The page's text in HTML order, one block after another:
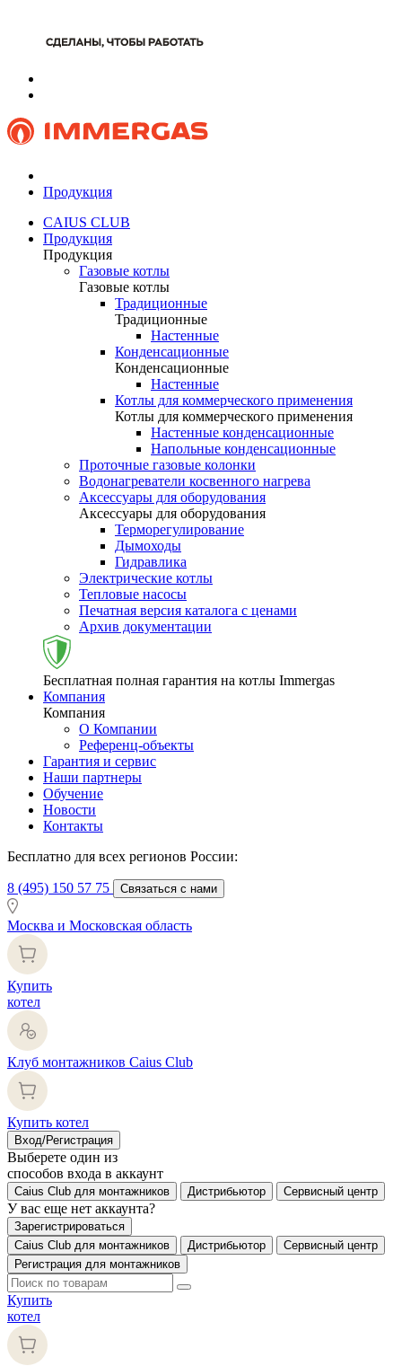
Продукция
CAIUS CLUB
Продукция
Продукция
Газовые котлы
Газовые котлы
Традиционные
Традиционные
Настенные
Конденсационные
Конденсационные
Настенные
Котлы для коммерческого применения
Котлы для коммерческого применения
Настенные конденсационные
Напольные конденсационные
Проточные газовые колонки
Водонагреватели косвенного нагрева
Аксессуары для оборудования
Аксессуары для оборудования
Терморегулирование
Дымоходы
Гидравлика
Электрические котлы
Тепловые насосы
Печатная версия каталога с ценами
Архив документации
Бесплатная полная гарантия на котлы Immergas
Компания
Компания
О Компании
Референц-объекты
Гарантия и сервис
Наши партнеры
Обучение
Новости
Контакты
Бесплатно для всех регионов России:
8 (495) 150 57 75 Связаться с нами
Москва и Московская область
Купить
котел
Клуб монтажников Caius Club
Купить котел
Вход/Регистрация
Выберете один из
способов входа в аккаунт
Caius Club для монтажников Дистрибьютор Сервисный центр
У вас еще нет аккаунта?
Зарегистрироваться
Caius Club для монтажников
Дистрибьютор
Сервисный центр
Регистрация для монтажников
Купить
котел